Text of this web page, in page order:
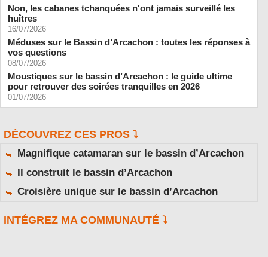
Non, les cabanes tchanquées n'ont jamais surveillé les
huîtres
16/07/2026
Méduses sur le Bassin d’Arcachon : toutes les réponses à
vos questions
08/07/2026
Moustiques sur le bassin d’Arcachon : le guide ultime
pour retrouver des soirées tranquilles en 2026
01/07/2026
DÉCOUVREZ CES PROS ⤵️
Magnifique catamaran sur le bassin d’Arcachon
Il construit le bassin d’Arcachon
Croisière unique sur le bassin d’Arcachon
INTÉGREZ MA COMMUNAUTÉ ⤵️